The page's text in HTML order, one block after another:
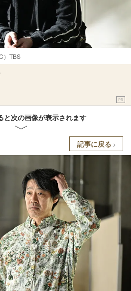
）TBS
PR
と次の画像が表示されます
記事に戻る